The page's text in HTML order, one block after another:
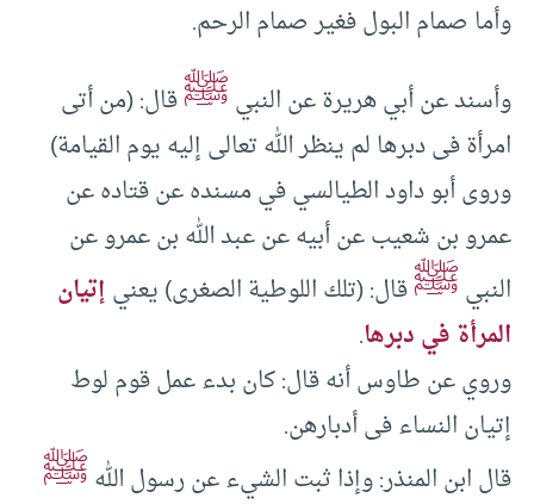
وأما صمام البول فغير صمام الرحم.
وأسند عن أبي هريرة عن النبيﷺقال: (من أتى
امرأة فى دبرها لم ينظر الله تعالى إليه يوم القيامة)
وروى أبو داود الطيالسي في مسنده عن قتاده عن
عمرو بن شعيب عن أبيه عن عبد الله بن عمرو عن
النبيﷺقال: (تلك اللوطية الصغرى) يعنيإتيان
المرأة في دبرها.
وروي عن طاوس أنه قال: كان بدء عمل قوم لوط
إتيان النساء فى أدبارهن.
قال ابن المنذر: وإذا ثبت الشيء عن رسول اللهﷺ